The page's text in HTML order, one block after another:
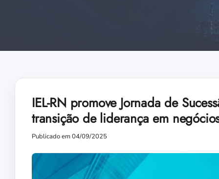
IEL-RN promove Jornada de
transição de liderança em
Publicado em 04/09/2025